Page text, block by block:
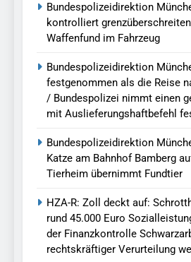
Bundespolizeidirektion
kontrolliert
Waffenfund im Fahrzeug
Bundespolizeidirektion
festgenommen als die Reise
/ Bundespolizei nimmt einen
mit Auslieferungshaftbefehl
Bundespolizeidirektion
Katze am Bahnhof Bamberg
Tierheim übernimmt Fundtier
HZA-R: Zoll deckt auf:
rund 45.000 Euro
der Finanzkontrolle
rechtskräftiger Verurteilung